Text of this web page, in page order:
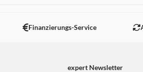
Finanzierungs-Service
expert Newsletter